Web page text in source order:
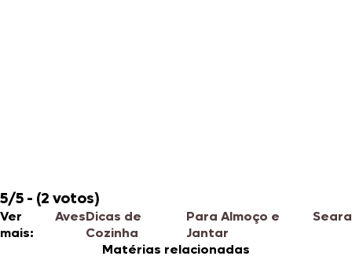
5/5 - (2 votos)
Ver
mais:
AvesDicas de
Cozinha
Para Almoço e
Jantar
Seara
Matérias relacionadas